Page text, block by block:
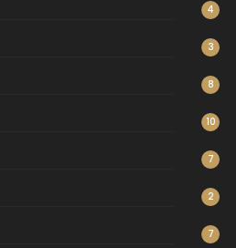
4
3
8
10
7
2
7